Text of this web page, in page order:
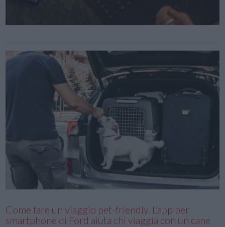
Come fare un viaggio pet-friendly. L’app per
smartphone di Ford aiuta chi viaggia con un cane